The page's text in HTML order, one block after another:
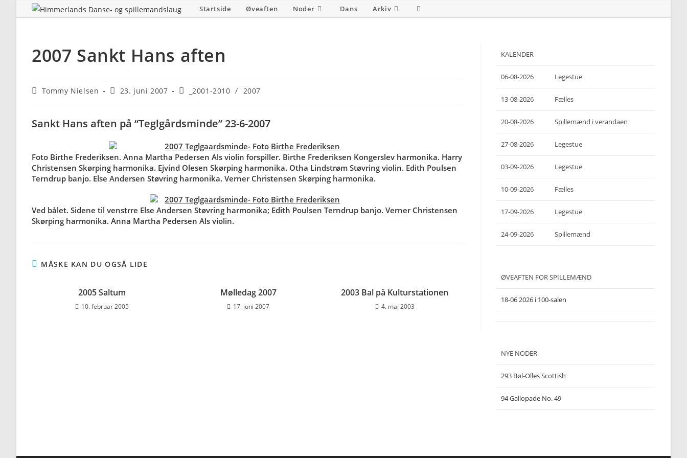
Startside Øveaften Noder Dans Arkiv
Toggle
2007 Sankt Hans aften
PostTommy Nielsen
Post23. juni 2007
Post_2001-2010 / 2007
Sankt Hans aften på “Teglgårdsminde” 23-6-2007
Foto Birthe Frederiksen. Anna Martha Pedersen Als violin forspiller. Birthe Frederiksen Kongerslev harmonika. Harry
Christensen Skørping harmonika. Ejvind Olesen Skørping harmonika. Otha Lindstrøm Støvring violin. Edith Poulsen
Terndrup banjo. Else Andersen Støvring harmonika. Verner Christensen Skørping harmonika.
Ved bålet. Sidene til venstrre Else Andersen Støvring harmonika; Edith Poulsen Terndrup banjo. Verner Christensen
Skørping harmonika. Anna Martha Pedersen Als violin.
MÅSKE KAN DU OGSÅ LIDE
2005 Saltum
10. februar 2005
Mølledag 2007
17. juni 2007
2003 Bal på Kulturstationen
4. maj 2003
KALENDER
06-08-2026 Legestue
13-08-2026 Fælles
20-08-2026 Spillemænd i verandaen
27-08-2026 Legestue
03-09-2026 Legestue
10-09-2026 Fælles
17-09-2026 Legestue
24-09-2026 Spillemænd
ØVEAFTEN FOR SPILLEMÆND
18-06 2026 i 100-salen
NYE NODER
293 Bøl-Olles Scottish
94 Gallopade No. 49